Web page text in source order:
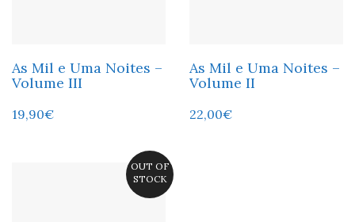
As Mil e Uma Noites –
Volume III
19,90€
As Mil e Uma Noites –
Volume II
22,00€
OUT OF
STOCK